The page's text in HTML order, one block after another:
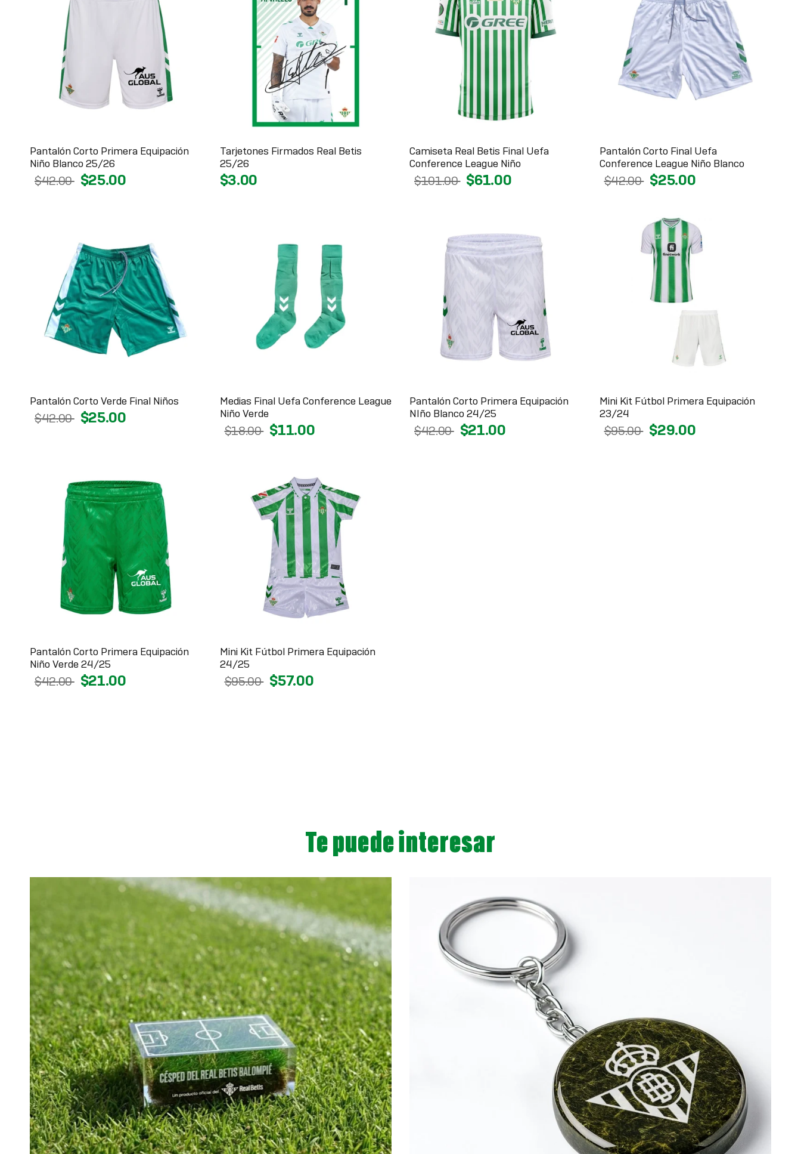
Pantalón Corto Primera Equipación
Niño Blanco 25/26
$42.00 $25.00
Tarjetones Firmados Real Betis
25/26
$3.00
Camiseta Real Betis Final Uefa
Conference League Niño
$101.00 $61.00
Pantalón Corto Final Uefa
Conference League Niño Blanco
$42.00 $25.00
Pantalón Corto Verde Final Niños
$42.00 $25.00
Medias Final Uefa Conference League
Niño Verde
$18.00 $11.00
Pantalón Corto Primera Equipación
NIño Blanco 24/25
$42.00 $21.00
Mini Kit Fútbol Primera Equipación
23/24
$95.00 $29.00
Pantalón Corto Primera Equipación
Niño Verde 24/25
$42.00 $21.00
Mini Kit Fútbol Primera Equipación
24/25
$95.00 $57.00
Te puede interesar